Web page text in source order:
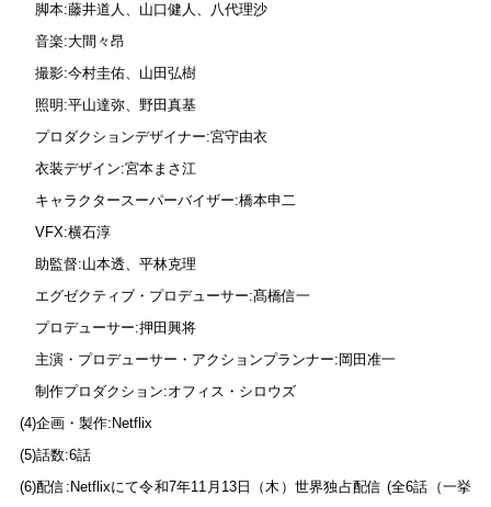
脚本:藤井道人、山口健人、八代理沙
音楽:大間々昂
撮影:今村圭佑、山田弘樹
照明:平山達弥、野田真基
プロダクションデザイナー:宮守由衣
衣装デザイン:宮本まさ江
キャラクタースーパーバイザー:橋本申二
VFX:横石淳
助監督:山本透、平林克理
エグゼクティブ・プロデューサー:髙橋信一
プロデューサー:押田興将
主演・プロデューサー・アクションプランナー:岡田准一
制作プロダクション:オフィス・シロウズ
(4)企画・製作:Netflix
(5)話数:6話
(6)配信:Netflixにて令和7年11月13日（木）世界独占配信 (全6話（一挙